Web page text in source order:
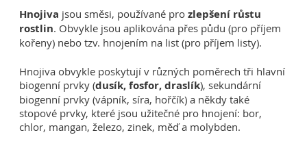
Hnojiva jsou směsi, používané prozlepšení růstu
rostlin. Obvykle jsou aplikována přes půdu (pro příjem
kořeny) nebo tzv. hnojením na list (pro příjem listy).
Hnojiva obvykle poskytují v různých poměrech tři hlavní
biogenní prvky (dusík, fosfor, draslík), sekundární
biogenní prvky (vápník, síra, hořčík) a někdy také
stopové prvky, které jsou užitečné pro hnojení: bor,
chlor, mangan, železo, zinek, měď a molybden.